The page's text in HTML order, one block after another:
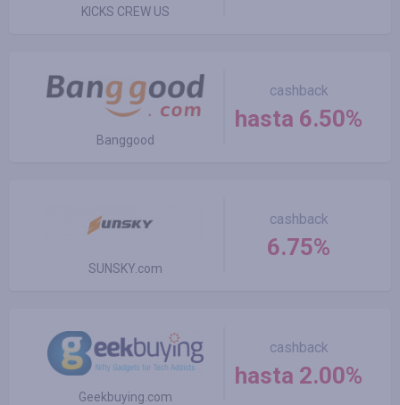
KICKS CREW US
Banggood
cashback
hasta 6.50%
SUNSKY.com
cashback
6.75%
Geekbuying.com
cashback
hasta 2.00%